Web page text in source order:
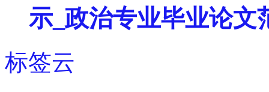
示_政治专业毕业论文
标签云